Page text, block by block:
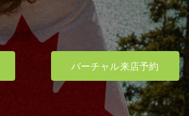
バーチャル来店予約